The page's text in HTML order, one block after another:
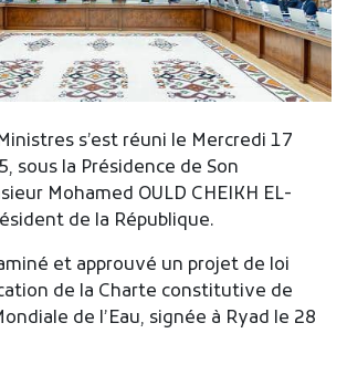
Au Conseil des Ministres : Création
s’est réuni le Mercredi 17
sous la Présidence de Son
Mohamed OULD CHEIKH EL-
de la République.
et approuvé un projet de loi
de la Charte constitutive de
de l’Eau, signée à Ryad le 28